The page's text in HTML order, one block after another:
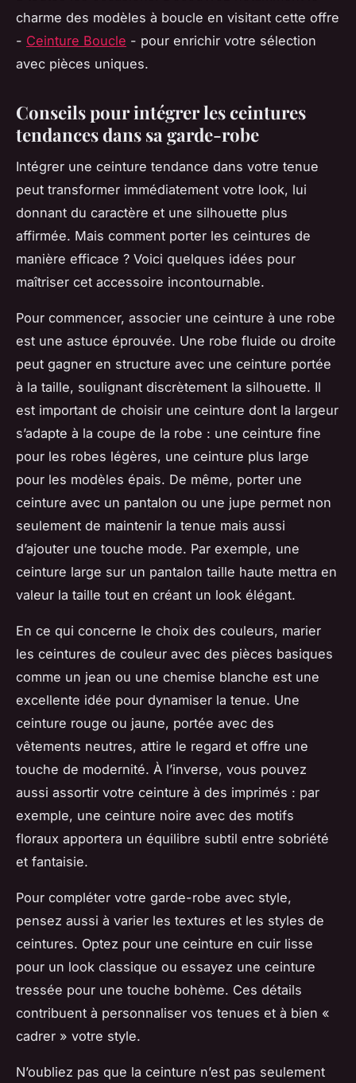
charme des modèles à boucle en visitant cette offre
- Ceinture Boucle - pour enrichir votre sélection
avec pièces uniques.
Conseils pour intégrer les ceintures
tendances dans sa garde-robe
Intégrer une ceinture tendance dans votre tenue
peut transformer immédiatement votre look, lui
donnant du caractère et une silhouette plus
affirmée. Mais comment porter les ceintures de
manière efficace ? Voici quelques idées pour
maîtriser cet accessoire incontournable.
Pour commencer, associer une ceinture à une robe
est une astuce éprouvée. Une robe fluide ou droite
peut gagner en structure avec une ceinture portée
à la taille, soulignant discrètement la silhouette. Il
est important de choisir une ceinture dont la largeur
s’adapte à la coupe de la robe : une ceinture fine
pour les robes légères, une ceinture plus large
pour les modèles épais. De même, porter une
ceinture avec un pantalon ou une jupe permet non
seulement de maintenir la tenue mais aussi
d’ajouter une touche mode. Par exemple, une
ceinture large sur un pantalon taille haute mettra en
valeur la taille tout en créant un look élégant.
En ce qui concerne le choix des couleurs, marier
les ceintures de couleur avec des pièces basiques
comme un jean ou une chemise blanche est une
excellente idée pour dynamiser la tenue. Une
ceinture rouge ou jaune, portée avec des
vêtements neutres, attire le regard et offre une
touche de modernité. À l’inverse, vous pouvez
aussi assortir votre ceinture à des imprimés : par
exemple, une ceinture noire avec des motifs
floraux apportera un équilibre subtil entre sobriété
et fantaisie.
Pour compléter votre garde-robe avec style,
pensez aussi à varier les textures et les styles de
ceintures. Optez pour une ceinture en cuir lisse
pour un look classique ou essayez une ceinture
tressée pour une touche bohème. Ces détails
contribuent à personnaliser vos tenues et à bien «
cadrer » votre style.
N’oubliez pas que la ceinture n’est pas seulement